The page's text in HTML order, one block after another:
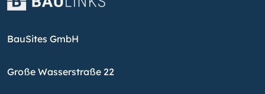
BauSites GmbH
Große Wasserstraße 22